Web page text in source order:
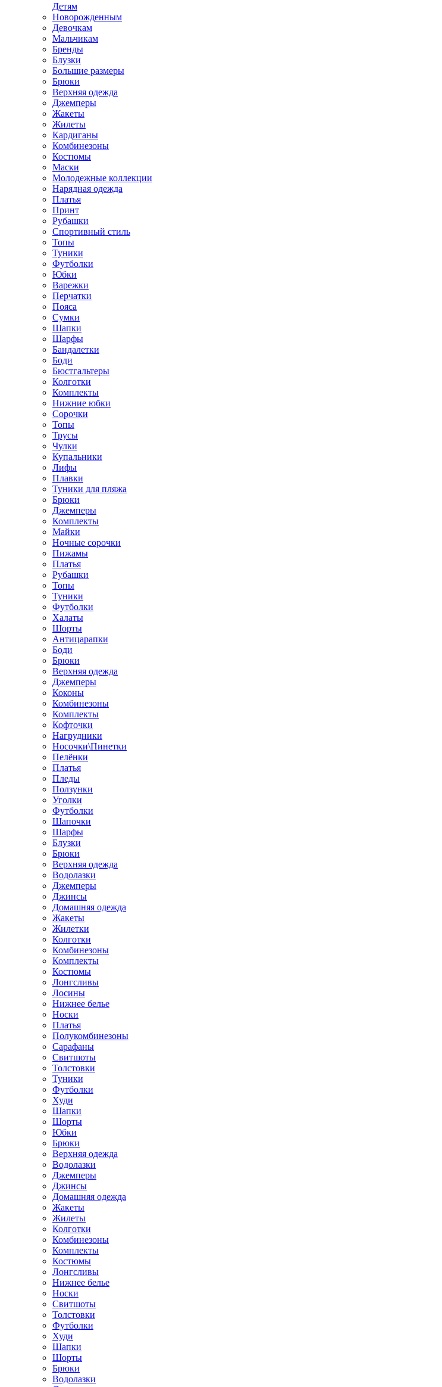
Детям
Новорожденным
Девочкам
Мальчикам
Бренды
Блузки
Большие размеры
Брюки
Верхняя одежда
Джемперы
Жакеты
Жилеты
Кардиганы
Комбинезоны
Костюмы
Маски
Молодежные коллекции
Нарядная одежда
Платья
Принт
Рубашки
Спортивный стиль
Топы
Туники
Футболки
Юбки
Варежки
Перчатки
Пояса
Сумки
Шапки
Шарфы
Бандалетки
Боди
Бюстгальтеры
Колготки
Комплекты
Нижние юбки
Сорочки
Топы
Трусы
Чулки
Купальники
Лифы
Плавки
Туники для пляжа
Брюки
Джемперы
Комплекты
Майки
Ночные сорочки
Пижамы
Платья
Рубашки
Топы
Туники
Футболки
Халаты
Шорты
Антицарапки
Боди
Брюки
Верхняя одежда
Джемперы
Коконы
Комбинезоны
Комплекты
Кофточки
Нагрудники
Носочки\Пинетки
Пелёнки
Платья
Пледы
Ползунки
Уголки
Футболки
Шапочки
Шарфы
Блузки
Брюки
Верхняя одежда
Водолазки
Джемперы
Джинсы
Домашняя одежда
Жакеты
Жилетки
Колготки
Комбинезоны
Комплекты
Костюмы
Лонгсливы
Лосины
Нижнее белье
Носки
Платья
Полукомбинезоны
Сарафаны
Свитшоты
Толстовки
Туники
Футболки
Худи
Шапки
Шорты
Юбки
Брюки
Верхняя одежда
Водолазки
Джемперы
Джинсы
Домашняя одежда
Жакеты
Жилеты
Колготки
Комбинезоны
Комплекты
Костюмы
Лонгсливы
Нижнее белье
Носки
Свитшоты
Толстовки
Футболки
Худи
Шапки
Шорты
Брюки
Водолазки